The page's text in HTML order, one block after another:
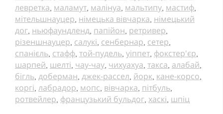
левретка маламут малінуа мальтипу мастиф
мітельшнауцер німецька вівчарка німецький
дог ньюфаундленд папійон ретривер
різеншнауцер салукі сенбернар сетер
спанієль стафф той-пудель уіппет фокстер'єр
шарпей шелті чау-чау чихуахуа такса алабай
бігль доберман джек-рассел йорк кане-корсо
коргі лабрадор мопс вівчарка пітбуль
ротвейлер французький бульдог хаскі шпіц